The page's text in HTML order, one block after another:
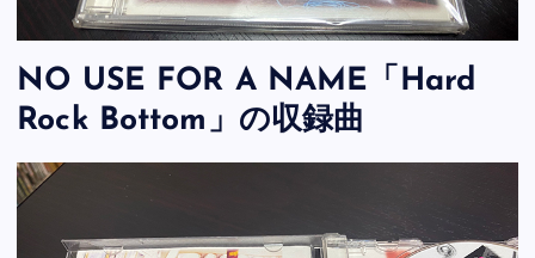
NO USE FOR A NAME「Hard
Rock Bottom」の収録曲